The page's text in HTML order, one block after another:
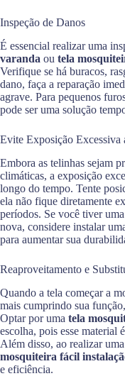
Inspeção de Danos
É essencial realizar uma
varanda ou tela
Verifique se há buracos,
dano, faça a reparação
agrave. Para pequenos
pode ser uma solução
Evite Exposição Excessiva
Embora as telinhas sejam
climáticas, a exposição
longo do tempo. Tente
ela não fique diretamente
períodos. Se você tiver uma
nova, considere instalar
para aumentar sua
Reaproveitamento e
Quando a tela começar a
mais cumprindo sua
Optar por uma tela
escolha, pois esse material
Além disso, ao realizar
mosquiteira fácil
e eficiência.